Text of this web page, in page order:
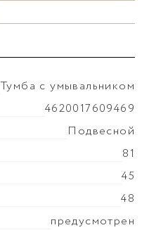
Тумба с умывальником
4620017609469
Подвесной
81
45
48
предусмотрен